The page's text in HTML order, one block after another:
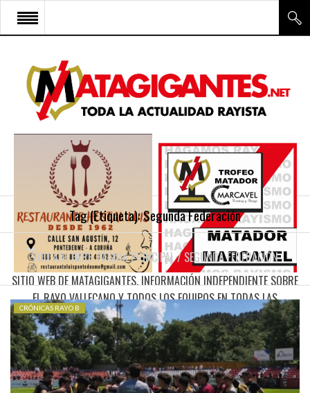
SITIO WEB DE MATAGIGANTES. INFORMACIÓN INDEPENDIENTE SOBRE
EL RAYO VALLECANO Y TODOS LOS EQUIPOS EN TODAS LAS
CATEGORÍAS.
INICIO
RAYO VALLECANO
CANTERA Y ESCUELA FRV
RAYO FÉMINAS
MULTIMEDIA
CONTACTO
Tag (Etiqueta):Segunda Federación
YOU ARE HERE:PÁGINA PRINCIPAL/ SEGUNDA FEDERACIÓN
CRÓNICAS RAYO B